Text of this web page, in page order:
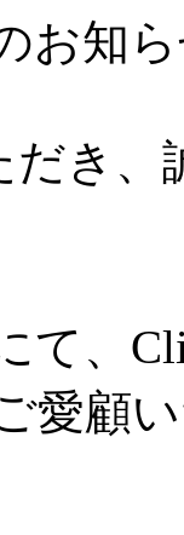
お知
だき
て、
愛顧